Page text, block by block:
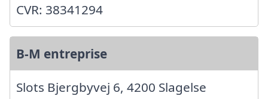
CVR: 38341294
B-M entreprise
Slots Bjergbyvej 6, 4200 Slagelse